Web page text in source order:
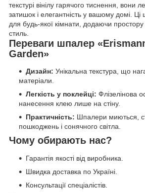
текстурі вінілу гарячого тиснення, вони
затишок і елегантність у вашому домі.
для будь-якої кімнати, додаючи простору
стиль.
Переваги шпалер
Garden»
Дизайн: Унікальна текстура, що
матеріали.
Легкість у поклейці: Флізелінова
нанесення клею лише на стіну.
Практичність: Шпалери миються,
пошкоджень і сонячного світла.
Чому обирають нас?
Гарантія якості від виробника.
Швидка доставка по Україні.
Консультації спеціалістів.